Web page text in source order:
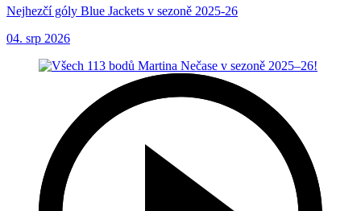
Nejhezčí góly Blue Jackets v sezoně 2025-26
04. srp 2026